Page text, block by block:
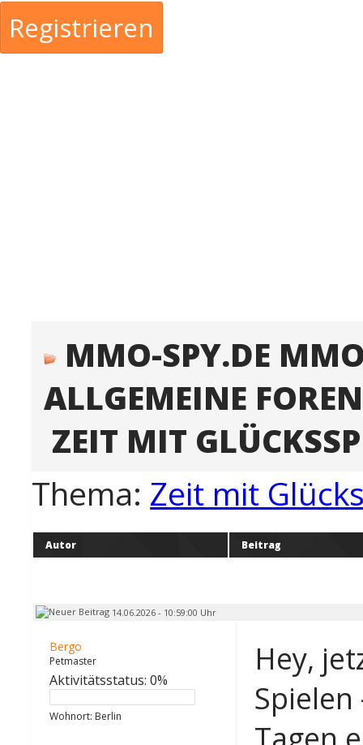
Registrieren
MMO-SPY.DE
ALLGEMEINE FOREN
ZEIT MIT
Thema: Zeit mit
Autor Beitrag
14.06.2026 - 10:59:00 Uhr
Bergo
Petmaster
Aktivitätsstatus: 0%
Wohnort: Berlin
Hey,